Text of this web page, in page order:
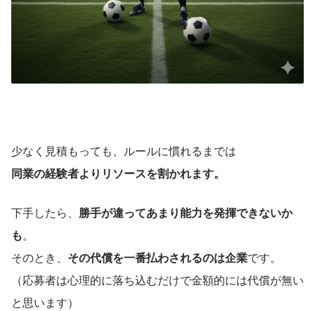
少なく見積もっても、ルールに慣れるまでは
同業の経験者よりリソースを割かれます。
下手したら、 勝手が違ってあまり能力を発揮できないか
も。
そのとき、 その代償を一番払わされるのは企業です。
（応募者は心理的に落ち込むだけで金額的には代償が無い
と思います）